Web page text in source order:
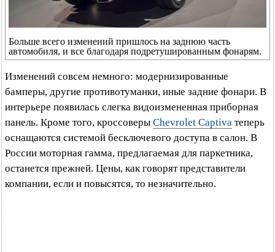
Больше всего изменений пришлось на заднюю часть
автомобиля, и все благодаря подретушированным фонарям.
Изменений совсем немного: модернизированные
бамперы, другие противотуманки, иные задние фонари. В
интерьере появилась слегка видоизмененная приборная
панель. Кроме того, кроссоверы Chevrolet Captiva теперь
оснащаются системой бесключевого доступа в салон. В
России моторная гамма, предлагаемая для паркетника,
останется прежней. Цены, как говорят представители
компании, если и повысятся, то незначительно.